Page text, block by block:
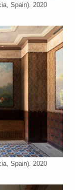
Spain). 2020
Spain). 2020